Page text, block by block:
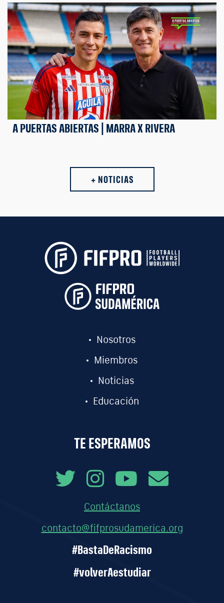
A PUERTAS ABIERTAS | MARRA X RIVERA
+ NOTICIAS
Nosotros
Miembros
Noticias
Educación
TE ESPERAMOS
Contáctanos
contacto@fifprosudamerica.org
#BastaDeRacismo
#volverAestudiar